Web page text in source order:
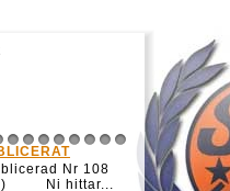
5 6 7 8 9
Nr 108
hittar...
NYTT 2022
Nya klipp böcker
101 och Nr 102